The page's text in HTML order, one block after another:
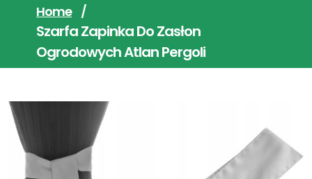
Home /
Szarfa Zapinka Do Zasłon
Ogrodowych Atlan Pergoli